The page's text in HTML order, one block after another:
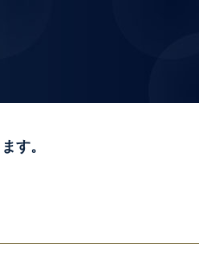
す。